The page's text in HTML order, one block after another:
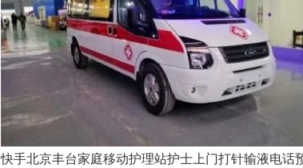
快手北京丰台家庭移动护理站护士上门打针输液电话